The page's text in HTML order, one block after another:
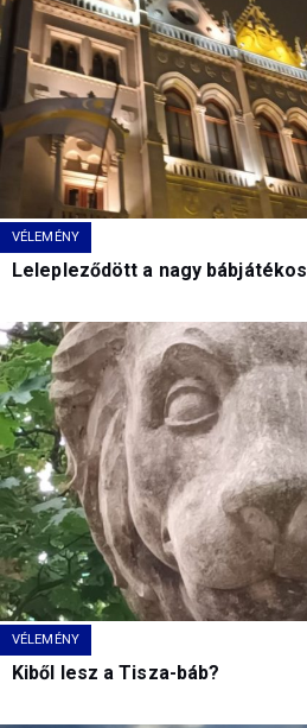
VÉLEMÉNY
Lelepleződött a nagy bábjátékos
VÉLEMÉNY
Kiből lesz a Tisza-báb?